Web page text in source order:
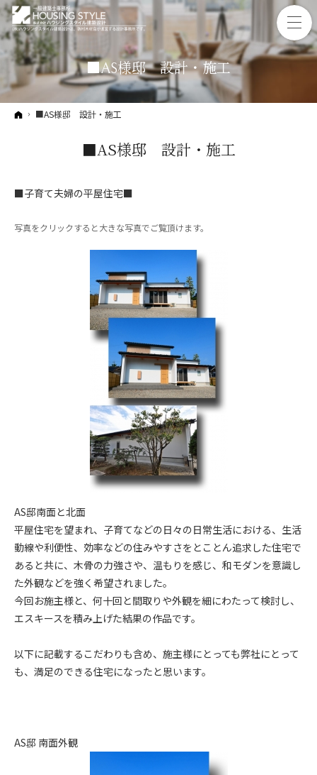
■AS様邸 設計・施工
ホーム
■AS様邸 設計・施工
■AS様邸 設計・施工
■子育て夫婦の平屋住宅■
写真をクリックすると大きな写真でご覧頂けます。
AS邸南面と北面
平屋住宅を望まれ、子育てなどの日々の日常生活における、生活
動線や利便性、効率などの住みやすさをとことん追求した住宅で
あると共に、木骨の力強さや、温もりを感じ、和モダンを意識し
た外観などを強く希望されました。
今回お施主様と、何十回と間取りや外観を細にわたって検討し、
エスキースを積み上げた結果の作品です。
以下に記載するこだわりも含め、施主様にとっても弊社にとって
も、満足のできる住宅になったと思います。
AS邸 南面外観